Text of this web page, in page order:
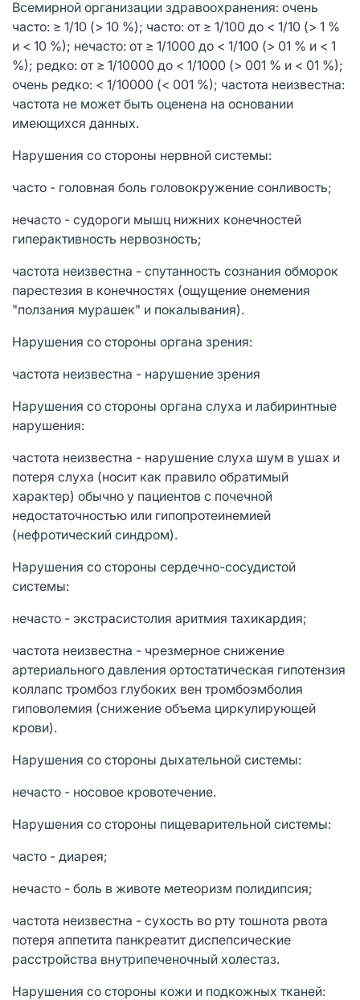
Всемирной организации здравоохранения: очень
часто: ≥ 1/10 (> 10 %); часто: от ≥ 1/100 до < 1/10 (> 1 %
и < 10 %); нечасто: от ≥ 1/1000 до < 1/100 (> 01 % и < 1
%); редко: от ≥ 1/10000 до < 1/1000 (> 001 % и < 01 %);
очень редко: < 1/10000 (< 001 %); частота неизвестна:
частота не может быть оценена на основании
имеющихся данных.
Нарушения со стороны нервной системы:
часто - головная боль головокружение сонливость;
нечасто - судороги мышц нижних конечностей
гиперактивность нервозность;
частота неизвестна - спутанность сознания обморок
парестезия в конечностях (ощущение онемения
"ползания мурашек" и покалывания).
Нарушения со стороны органа зрения:
частота неизвестна - нарушение зрения
Нарушения со стороны органа слуха и лабиринтные
нарушения:
частота неизвестна - нарушение слуха шум в ушах и
потеря слуха (носит как правило обратимый
характер) обычно у пациентов с почечной
недостаточностью или гипопротеинемией
(нефротический синдром).
Нарушения со стороны сердечно-сосудистой
системы:
нечасто - экстрасистолия аритмия тахикардия;
частота неизвестна - чрезмерное снижение
артериального давления ортостатическая гипотензия
коллапс тромбоз глубоких вен тромбоэмболия
гиповолемия (снижение объема циркулирующей
крови).
Нарушения со стороны дыхательной системы:
нечасто - носовое кровотечение.
Нарушения со стороны пищеварительной системы:
часто - диарея;
нечасто - боль в животе метеоризм полидипсия;
частота неизвестна - сухость во рту тошнота рвота
потеря аппетита панкреатит диспепсические
расстройства внутрипеченочный холестаз.
Нарушения со стороны кожи и подкожных тканей: